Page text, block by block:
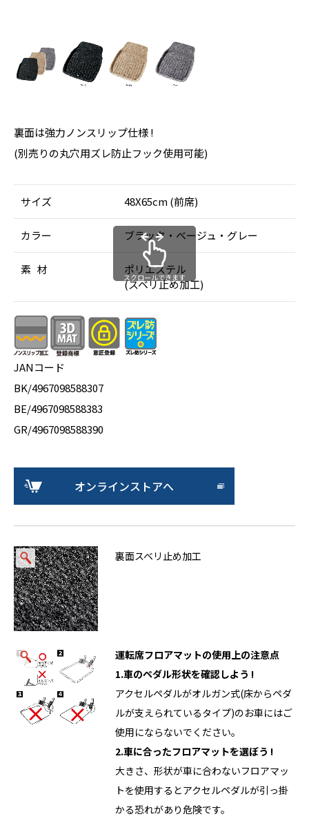
裏面は強力ノンスリップ仕様 !
(別売りの丸穴用ズレ防止フック使用可能)
サイズ 48X65cm (前席)
カラー ブラック・ベージュ・グレー
素 材
ポリエステル
(スベリ止め加工)
スクロールできます
JANコード
BK/4967098588307
BE/4967098588383
GR/4967098588390
オンラインストアへ
裏面スベリ止め加工
運転席フロアマットの使用上の注意点
1.車のペダル形状を確認しよう !
アクセルペダルがオルガン式(床からペダ
ルが支えられているタイプ)のお車にはご
使用にならないでください。
2.車に合ったフロアマットを選ぼう !
大きさ、形状が車に合わないフロアマッ
トを使用するとアクセルペダルが引っ掛
かる恐れがあり危険です。